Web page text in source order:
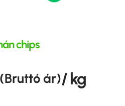
chips
(Bruttó ár)/ kg